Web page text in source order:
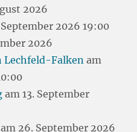
2026
2026 19:00
2026
Lechfeld-Falken am
am 13. September
am 26. September 2026